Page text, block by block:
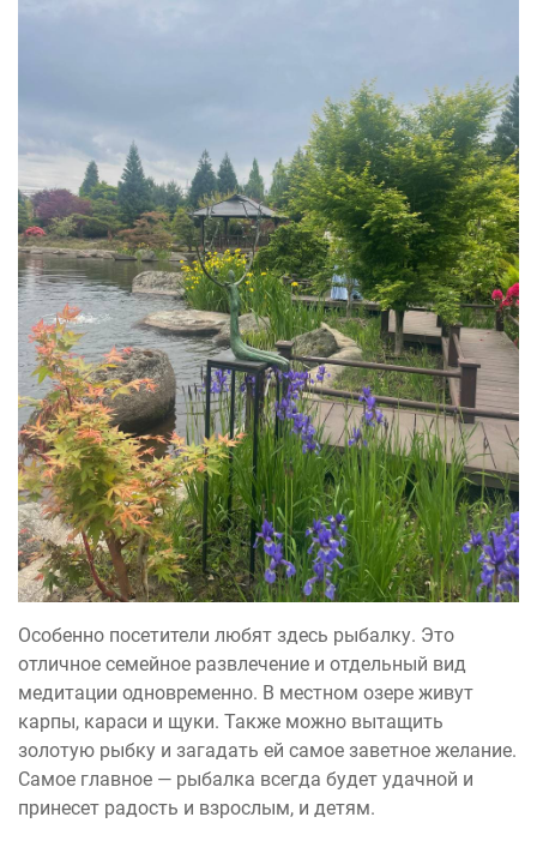
Особенно посетители любят здесь рыбалку. Это
отличное семейное развлечение и отдельный вид
медитации одновременно. В местном озере живут
карпы, караси и щуки. Также можно вытащить
золотую рыбку и загадать ей самое заветное желание.
Самое главное — рыбалка всегда будет удачной и
принесет радость и взрослым, и детям.